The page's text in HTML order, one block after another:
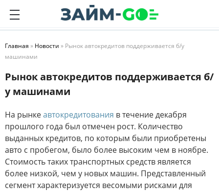
Главная » Новости » Рынок автокредитов поддерживается б/у
машинами
Рынок автокредитов поддерживается б/
у машинами
На рынкеавтокредитования в течение декабря
прошлого года был отмечен рост. Количество
выданных кредитов, по которым были приобретены
авто с пробегом, было более высоким чем в ноябре.
Стоимость таких транспортных средств является
более низкой, чем у новых машин. Представленный
сегмент характеризуется весомыми рисками для